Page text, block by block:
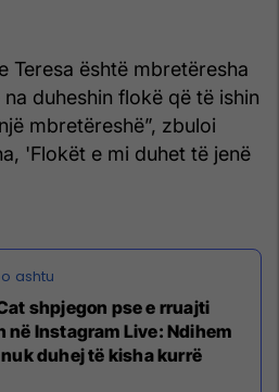
Teresa është mbretëresha
duheshin flokë që të ishin
mbretëreshë”, zbuloi
'Flokët e mi duhet të jenë
shpjegon pse e rruajti
në Instagram Live: Ndihem
duhej të kisha kurrë